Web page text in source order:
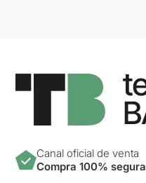
Canal oficial de venta
Compra 100% segura